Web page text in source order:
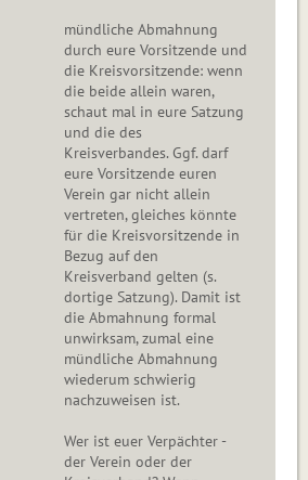
mündliche Abmahnung
durch eure Vorsitzende und
die Kreisvorsitzende: wenn
die beide allein waren,
schaut mal in eure Satzung
und die des
Kreisverbandes. Ggf. darf
eure Vorsitzende euren
Verein gar nicht allein
vertreten, gleiches könnte
für die Kreisvorsitzende in
Bezug auf den
Kreisverband gelten (s.
dortige Satzung). Damit ist
die Abmahnung formal
unwirksam, zumal eine
mündliche Abmahnung
wiederum schwierig
nachzuweisen ist.
Wer ist euer Verpächter -
der Verein oder der